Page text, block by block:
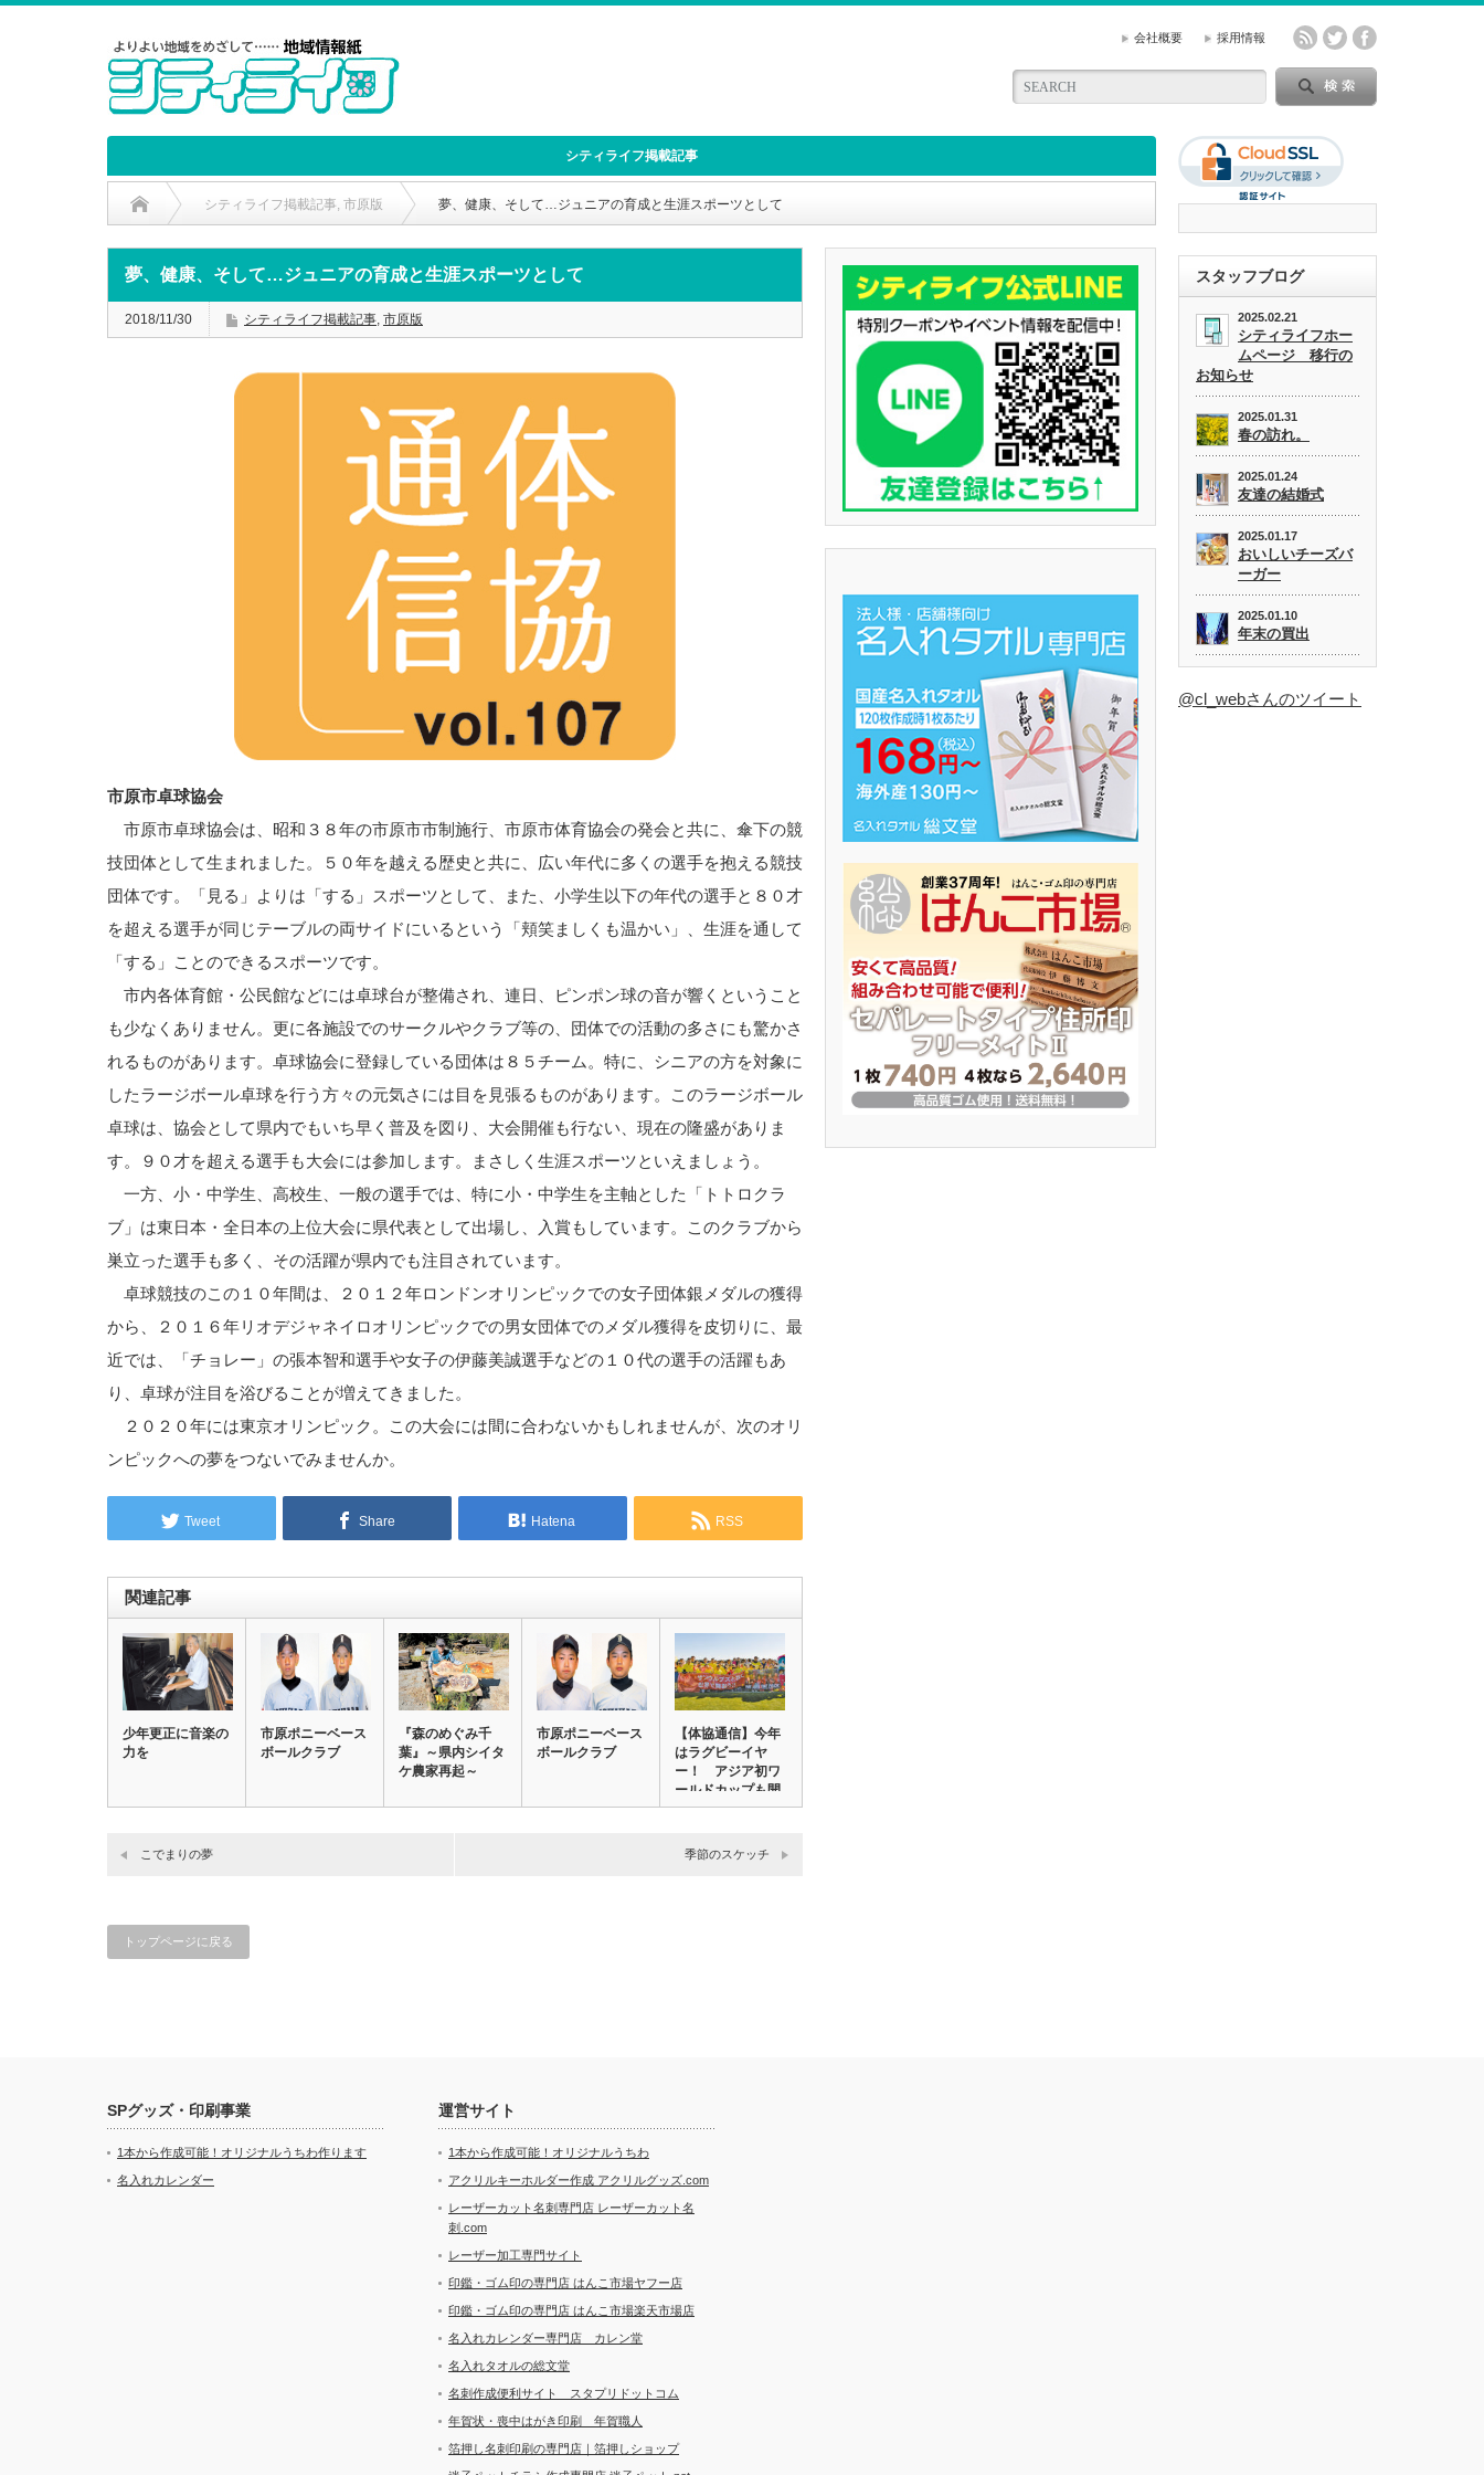
会社概要 採用情報
シティライフ掲載記事
シティライフ掲載記事, 市原版 夢、健康、そして…ジュニアの育成と生涯スポーツとして
夢、健康、そして…ジュニアの育成と生涯スポーツとして
2018/11/30 シティライフ掲載記事, 市原版
市原市卓球協会
市原市卓球協会は、昭和３８年の市原市市制施行、市原市体育協会の発会と共に、傘下の競
技団体として生まれました。５０年を越える歴史と共に、広い年代に多くの選手を抱える競技
団体です。「見る」よりは「する」スポーツとして、また、小学生以下の年代の選手と８０才
を超える選手が同じテーブルの両サイドにいるという「頬笑ましくも温かい」、生涯を通して
「する」ことのできるスポーツです。
市内各体育館・公民館などには卓球台が整備され、連日、ピンポン球の音が響くということ
も少なくありません。更に各施設でのサークルやクラブ等の、団体での活動の多さにも驚かさ
れるものがあります。卓球協会に登録している団体は８５チーム。特に、シニアの方を対象に
したラージボール卓球を行う方々の元気さには目を見張るものがあります。このラージボール
卓球は、協会として県内でもいち早く普及を図り、大会開催も行ない、現在の隆盛がありま
す。９０才を超える選手も大会には参加します。まさしく生涯スポーツといえましょう。
一方、小・中学生、高校生、一般の選手では、特に小・中学生を主軸とした「トトロクラ
ブ」は東日本・全日本の上位大会に県代表として出場し、入賞もしています。このクラブから
巣立った選手も多く、その活躍が県内でも注目されています。
卓球競技のこの１０年間は、２０１２年ロンドンオリンピックでの女子団体銀メダルの獲得
から、２０１６年リオデジャネイロオリンピックでの男女団体でのメダル獲得を皮切りに、最
近では、「チョレー」の張本智和選手や女子の伊藤美誠選手などの１０代の選手の活躍もあ
り、卓球が注目を浴びることが増えてきました。
２０２０年には東京オリンピック。この大会には間に合わないかもしれませんが、次のオリ
ンピックへの夢をつないでみませんか。
Tweet Share Hatena RSS
関連記事
少年更正に音楽の
力を
市原ポニーベース
ボールクラブ
『森のめぐみ千
葉』～県内シイタ
ケ農家再起～
市原ポニーベース
ボールクラブ
【体協通信】今年
はラグビーイヤ
ー！ アジア初ワ
ールドカップも開
催…
こでまりの夢 季節のスケッチ
トップページに戻る
スタッフブログ
2025.02.21
シティライフホー
ムページ 移行の
お知らせ
2025.01.31
春の訪れ。
2025.01.24
友達の結婚式
2025.01.17
おいしいチーズバ
ーガー
2025.01.10
年末の買出
@cl_webさんのツイート
SPグッズ・印刷事業
1本から作成可能！オリジナルうちわ作ります
名入れカレンダー
運営サイト
1本から作成可能！オリジナルうちわ
アクリルキーホルダー作成 アクリルグッズ.com
レーザーカット名刺専門店 レーザーカット名
刺.com
レーザー加工専門サイト
印鑑・ゴム印の専門店 はんこ市場ヤフー店
印鑑・ゴム印の専門店 はんこ市場楽天市場店
名入れカレンダー専門店 カレン堂
名入れタオルの総文堂
名刺作成便利サイト スタプリドットコム
年賀状・喪中はがき印刷 年賀職人
箔押し名刺印刷の専門店｜箔押しショップ